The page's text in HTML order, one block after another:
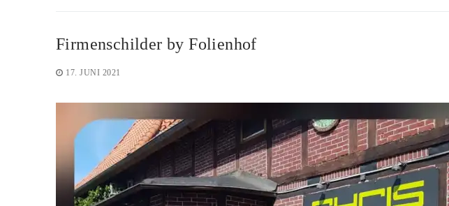
Firmenschilder by Folienhof
17. JUNI 2021